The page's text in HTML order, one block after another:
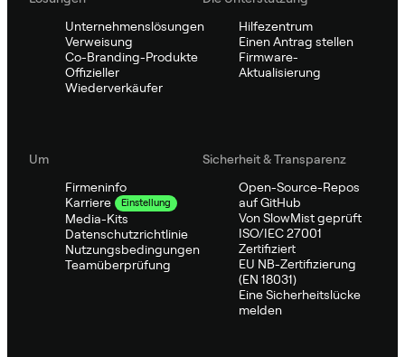
Unternehmenslösungen
Verweisung
Co-Branding-Produkte
Offizieller
Wiederverkäufer
Hilfezentrum
Einen Antrag stellen
Firmware-
Aktualisierung
Um
Firmeninfo
Karriere
Einstellung
Media-Kits
Datenschutzrichtlinie
Nutzungsbedingungen
Teamüberprüfung
Sicherheit & Transparenz
Open-Source-Repos
auf GitHub
Von SlowMist geprüft
ISO/IEC 27001
Zertifiziert
EU NB-Zertifizierung
(EN 18031)
Eine Sicherheitslücke
melden